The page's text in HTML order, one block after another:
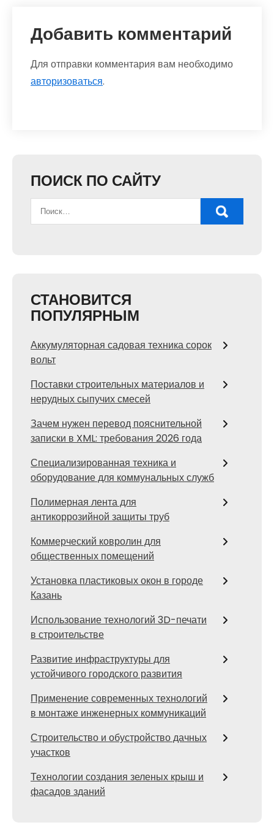
Добавить комментарий
Для отправки комментария вам необходимо
авторизоваться.
ПОИСК ПО САЙТУ
СТАНОВИТСЯ
ПОПУЛЯРНЫМ
Аккумуляторная садовая техника сорок
вольт
Поставки строительных материалов и
нерудных сыпучих смесей
Зачем нужен перевод пояснительной
записки в XML: требования 2026 года
Специализированная техника и
оборудование для коммунальных служб
Полимерная лента для
антикоррозийной защиты труб
Коммерческий ковролин для
общественных помещений
Установка пластиковых окон в городе
Казань
Использование технологий 3D-печати
в строительстве
Развитие инфраструктуры для
устойчивого городского развития
Применение современных технологий
в монтаже инженерных коммуникаций
Строительство и обустройство дачных
участков
Технологии создания зеленых крыш и
фасадов зданий